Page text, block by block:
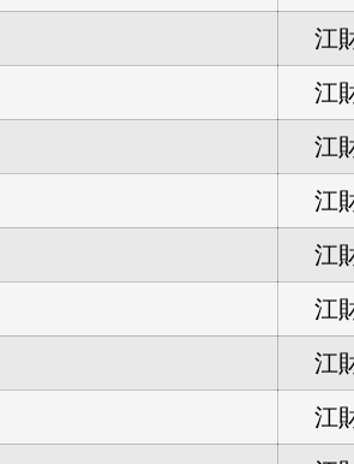
江
江
江
江
江
江
江
江